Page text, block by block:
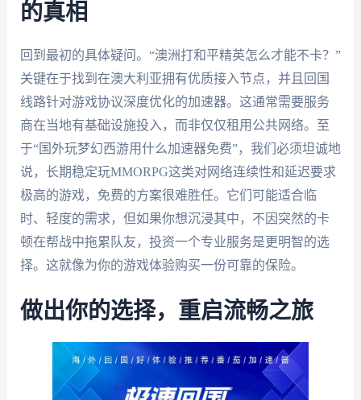
的真相
回到最初的具体疑问。“澳洲打和平精英怎么才能不卡？”
关键在于找到在澳大利亚拥有优质接入节点，并且回国
线路针对游戏协议深度优化的加速器。这通常需要服务
商在当地有基础设施投入，而非仅仅租用公共网络。至
于“国外玩梦幻西游用什么加速器免费”，我们必须坦诚地
说，长期稳定玩MMORPG这类对网络连续性和延迟要求
极高的游戏，免费的方案很难胜任。它们可能适合临
时、轻度的需求，但如果你想沉浸其中，不因突然的卡
顿在帮战中拖累队友，投资一个专业服务是更明智的选
择。这就像为你的游戏体验购买一份可靠的保险。
做出你的选择，重启流畅之旅